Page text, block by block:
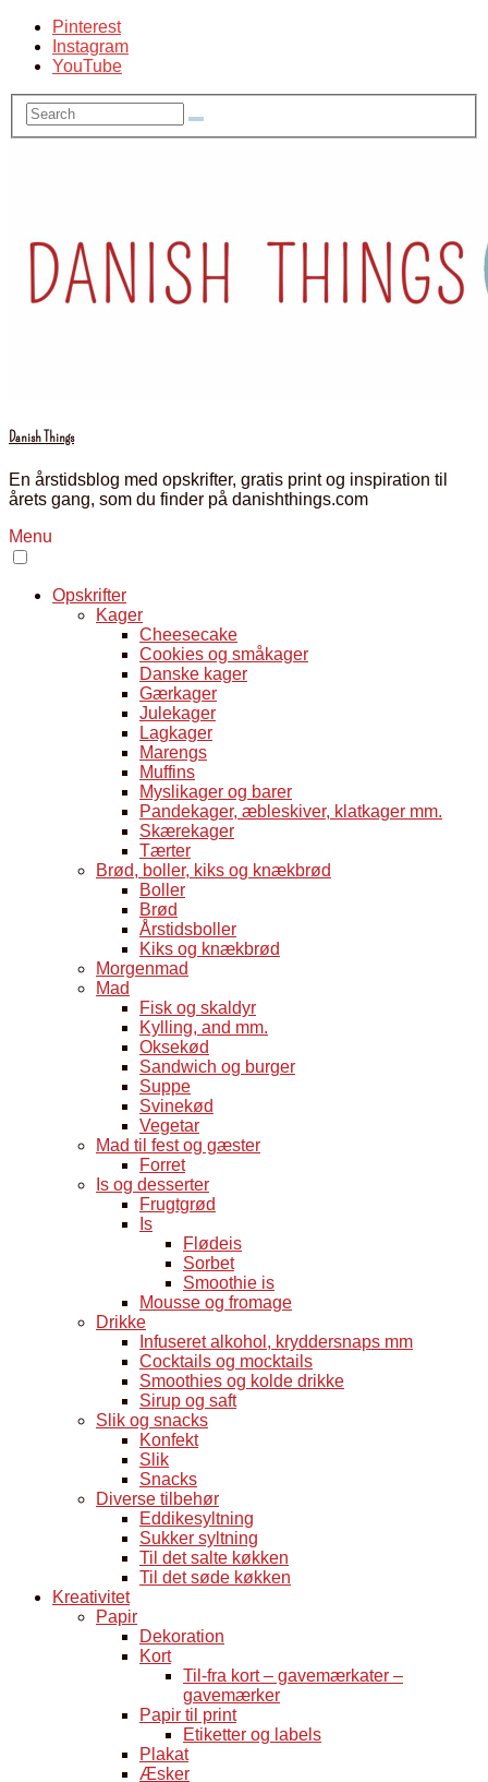
Pinterest
Instagram
YouTube
Danish Things
En årstidsblog med opskrifter, gratis print og inspiration til
årets gang, som du finder på danishthings.com
Menu
Opskrifter
Kager
Cheesecake
Cookies og småkager
Danske kager
Gærkager
Julekager
Lagkager
Marengs
Muffins
Myslikager og barer
Pandekager, æbleskiver, klatkager mm.
Skærekager
Tærter
Brød, boller, kiks og knækbrød
Boller
Brød
Årstidsboller
Kiks og knækbrød
Morgenmad
Mad
Fisk og skaldyr
Kylling, and mm.
Oksekød
Sandwich og burger
Suppe
Svinekød
Vegetar
Mad til fest og gæster
Forret
Is og desserter
Frugtgrød
Is
Flødeis
Sorbet
Smoothie is
Mousse og fromage
Drikke
Infuseret alkohol, kryddersnaps mm
Cocktails og mocktails
Smoothies og kolde drikke
Sirup og saft
Slik og snacks
Konfekt
Slik
Snacks
Diverse tilbehør
Eddikesyltning
Sukker syltning
Til det salte køkken
Til det søde køkken
Kreativitet
Papir
Dekoration
Kort
Til-fra kort – gavemærkater –
gavemærker
Papir til print
Etiketter og labels
Plakat
Æsker